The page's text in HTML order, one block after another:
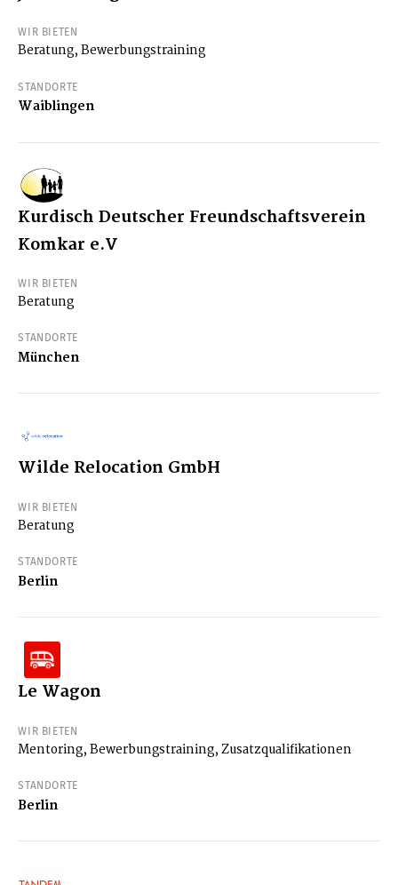
WIR BIETEN
Beratung, Bewerbungstraining
STANDORTE
Waiblingen
Kurdisch Deutscher Freundschaftsverein
Komkar e.V
WIR BIETEN
Beratung
STANDORTE
München
Wilde Relocation GmbH
WIR BIETEN
Beratung
STANDORTE
Berlin
Le Wagon
WIR BIETEN
Mentoring, Bewerbungstraining, Zusatzqualifikationen
STANDORTE
Berlin